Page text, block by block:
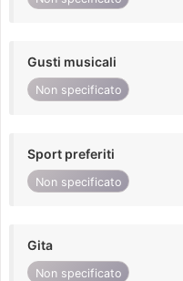
Gusti musicali
Non specificato
Sport preferiti
Non specificato
Gita
Non specificato